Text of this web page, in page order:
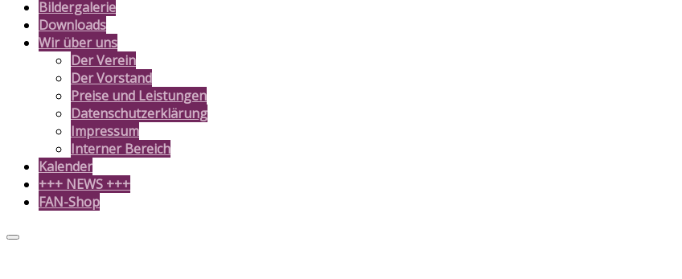
Bildergalerie
Downloads
Wir über uns
Der Verein
Der Vorstand
Preise und Leistungen
Datenschutzerklärung
Impressum
Interner Bereich
Kalender
+++ NEWS +++
FAN-Shop